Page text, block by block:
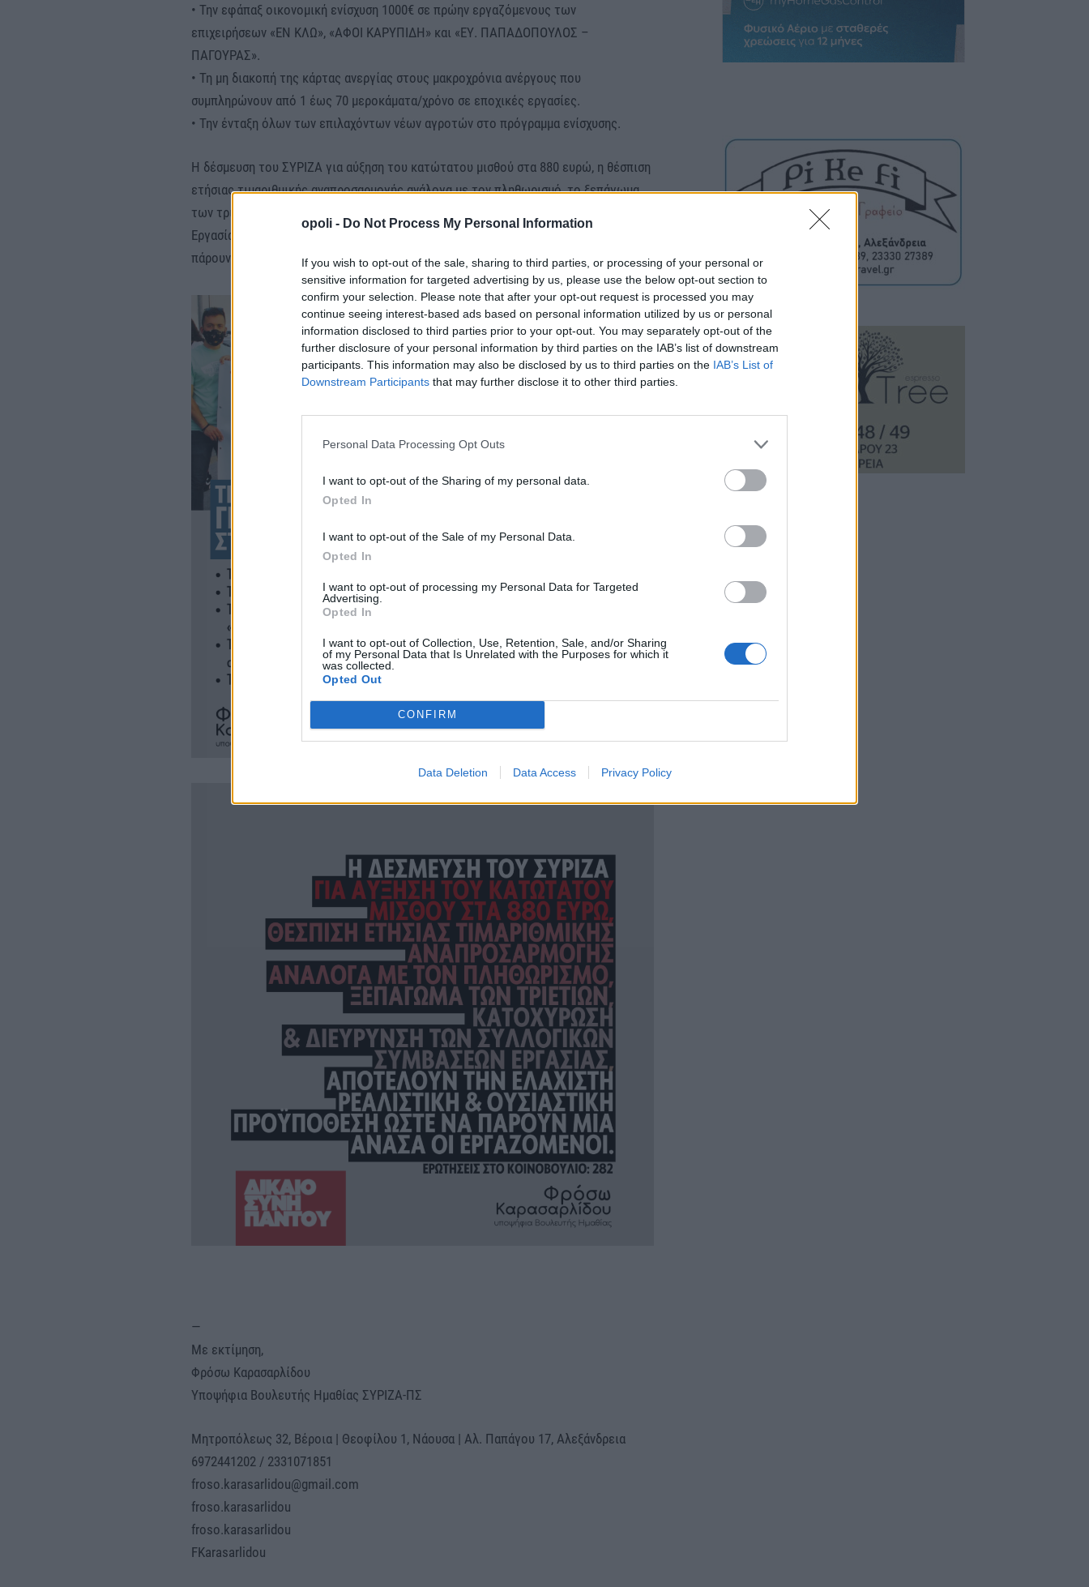
opoli - Do Not Process My Personal Information
If you wish to opt-out of the sale, sharing to third parties, or processing of your personal or
sensitive information for targeted advertising by us, please use the below opt-out section to
confirm your selection. Please note that after your opt-out request is processed you may
continue seeing interest-based ads based on personal information utilized by us or personal
information disclosed to third parties prior to your opt-out. You may separately opt-out of the
further disclosure of your personal information by third parties on the IAB’s list of downstream
participants. This information may also be disclosed by us to third parties on the IAB’s List of
Downstream Participants that may further disclose it to other third parties.
Personal Data Processing Opt Outs
I want to opt-out of the Sharing of my personal data.
Opted In
I want to opt-out of the Sale of my Personal Data.
Opted In
I want to opt-out of processing my Personal Data for Targeted
Advertising.
Opted In
I want to opt-out of Collection, Use, Retention, Sale, and/or Sharing
of my Personal Data that Is Unrelated with the Purposes for which it
was collected.
Opted Out
CONFIRM
Data Deletion Data Access Privacy Policy
• Την εφάπαξ οικονομική ενίσχυση 1000€ σε πρώην εργαζόμενους των
επιχειρήσεων «ΕΝ ΚΛΩ», «ΑΦΟΙ ΚΑΡΥΠΙΔΗ» και «ΕΥ. ΠΑΠΑΔΟΠΟΥΛΟΣ –
ΠΑΓΟΥΡΑΣ».
• Τη μη διακοπή της κάρτας ανεργίας στους μακροχρόνια ανέργους που
συμπληρώνουν από 1 έως 70 μεροκάματα/χρόνο σε εποχικές εργασίες.
• Την ένταξη όλων των επιλαχόντων νέων αγροτών στο πρόγραμμα ενίσχυσης.
Η δέσμευση του ΣΥΡΙΖΑ για αύξηση του κατώτατου μισθού στα 880 ευρώ, η θέσπιση
ετήσιας τιμαριθμικής αναπροσαρμογής ανάλογα με τον πληθωρισμό, το ξεπάγωμα
των τριετιών και η κατοχύρωση και διεύρυνση των Συλλογικών Συμβάσεων
Εργασίας αποτελούν την ελάχιστη ρεαλιστική και ουσιαστική προϋπόθεση, ώστε να
πάρουν μία ανάσα οι εργαζόμενοι.
—
Με εκτίμηση,
Φρόσω Καρασαρλίδου
Υποψήφια Βουλευτής Ημαθίας ΣΥΡΙΖΑ-ΠΣ
Μητροπόλεως 32, Βέροια | Θεοφίλου 1, Νάουσα | Αλ. Παπάγου 17, Αλεξάνδρεια
6972441202 / 2331071851
froso.karasarlidou@gmail.com
froso.karasarlidou
froso.karasarlidou
FKarasarlidou